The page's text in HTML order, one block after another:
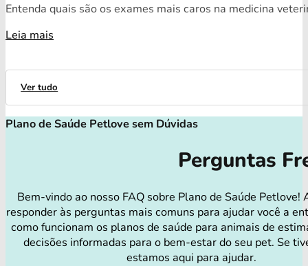
Entenda quais são os exames mais caros na medicina
Leia mais
Ver tudo
Plano de Saúde Petlove sem Dúvidas
Perguntas
Bem-vindo ao nosso FAQ sobre Plano de Saúde Petlove!
responder às perguntas mais comuns para ajudar você a
como funcionam os planos de saúde para animais de
decisões informadas para o bem-estar do seu pet. Se
estamos aqui para ajudar.